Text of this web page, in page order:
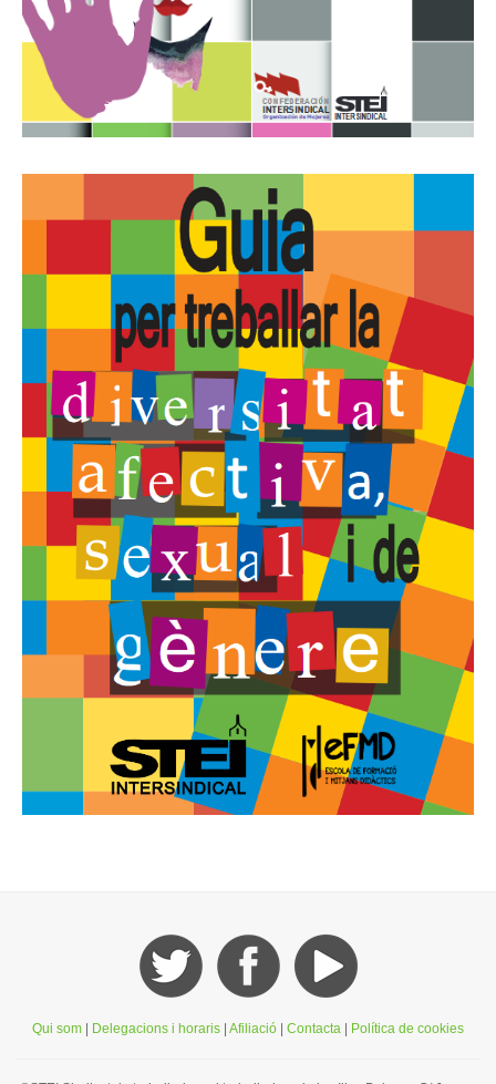
Qui som | Delegacions i horaris | Afiliació | Contacta | Política de cookies